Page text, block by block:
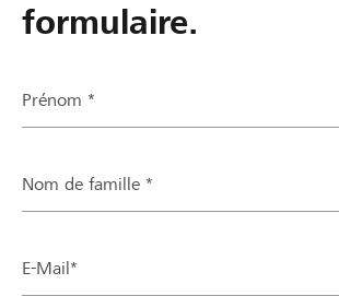
formulaire.
Prénom *
Nom de famille *
E-Mail*